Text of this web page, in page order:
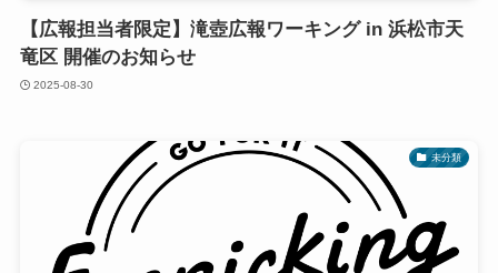
【広報担当者限定】滝壺広報ワーキング in 浜松市天
竜区 開催のお知らせ
2025-08-30
未分類